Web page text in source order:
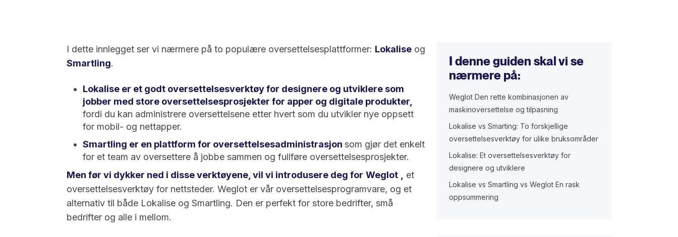
I dette innlegget ser vi nærmere på to populære oversettelsesplattformer: Lokalise og
Smartling.
Lokalise er et godt oversettelsesverktøy for designere og utviklere som
jobber med store oversettelsesprosjekter for apper og digitale produkter,
fordi du kan administrere oversettelsene etter hvert som du utvikler nye oppsett
for mobil- og nettapper.
Smartling er en plattform for oversettelsesadministrasjon som gjør det enkelt
for et team av oversettere å jobbe sammen og fullføre oversettelsesprosjekter.
Men før vi dykker ned i disse verktøyene, vil vi introdusere deg for Weglot
et
oversettelsesverktøy for nettsteder. Weglot er vår oversettelsesprogramvare, og et
alternativ til både Lokalise og Smartling. Den er perfekt for store bedrifter, små
bedrifter og alle i mellom.
I denne guiden skal vi se
nærmere på:
Weglot Den rette kombinasjonen av
maskinoversettelse og tilpasning
Lokalise vs Smarting: To forskjellige
oversettelsesverktøy for ulike bruksområder
Lokalise: Et oversettelsesverktøy for
designere og utviklere
Lokalise vs Smartling vs Weglot En rask
oppsummering